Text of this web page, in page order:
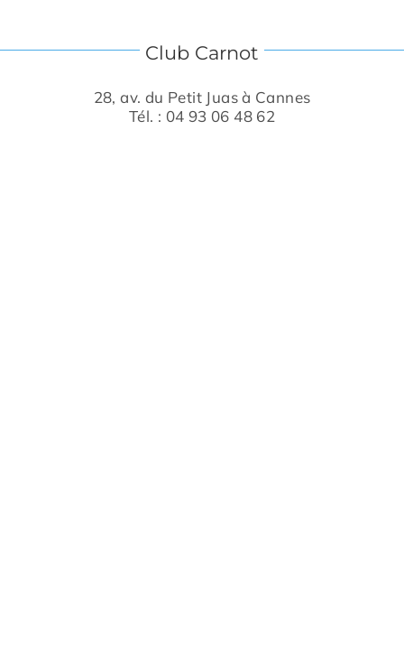
Club Carnot
28, av. du Petit Juas à Cannes
Tél. : 04 93 06 48 62